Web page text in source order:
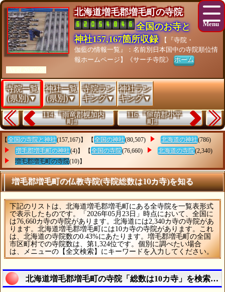
北海道増毛郡増毛町の寺院
全国のお寺と
神社157,167箇所収録
【『寺院・
伽藍の情報一覧』：名前別日本国中の寺院順位情
報ホームページ】《サーチ寺院》ホーム
[As of 26/07/28]
寺院一覧
(県別)▼
神社一覧
(県別)▼
寺院ラン
キング▼
神社ラン
キング▼
114.『雨竜郡幌加内
町』
116.『留萌郡小平
町』
【 全国の寺院と神社(157,167)】 【 全国の神社(80,507) 北海道の神社(786)
増毛郡増毛町の神社(4)】 【 全国の寺院(76,660) 北海道の寺院(2,340)
増毛郡増毛町の寺院(10)】
増毛郡増毛町の仏教寺院(寺院総数は10カ寺)を知る
下記のリストは、北海道増毛郡増毛町にある全寺院を一覧表形式
で表示したものです。「2026年05月23日」時点において、全国に
は76,660カ寺の寺院があります。北海道には2,340カ寺の寺院があ
ります。北海道増毛郡増毛町には10カ寺の寺院があります。これ
は、北海道の寺院数の0.43%にあたります。増毛郡増毛町の全国
市区町村での寺院数は、第1,324位です。個別に調べたい場合
は、メニューの【全文検索】にキーワードを入力してください。
北海道増毛郡増毛町の寺院「総数は10カ寺」を検索す